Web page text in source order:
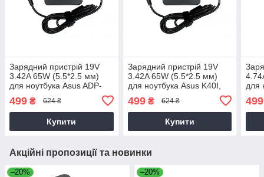
Зарядний пристрій 19V
3.42A 65W (5.5*2.5 мм)
для ноутбука Asus ADP-
ADP-65JH DB, B50A,
D550CA
499 ₴ 624 ₴
Купити
Зарядний пристрій 19V
3.42A 65W (5.5*2.5 мм)
для ноутбука Asus K40I,
K40IJ, K40IN, K42F, K43E
499₴ 624 ₴
Купити
для
499
Акційні пропозиції та новинки
–20% –20%